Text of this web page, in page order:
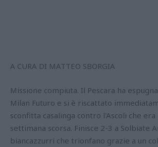
A CURA DI MATTEO SBORGIA
Missione compiuta. Il Pescara ha
Milan Futuro e si è riscattato
sconfitta casalinga contro l'Ascoli che
settimana scorsa. Finisce 2-3 a Solbiate
biancazzurri che trionfano grazie a un